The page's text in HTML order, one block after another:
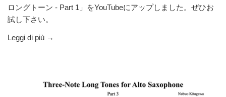
ロングトーン - Part 1」をYouTubeにアップしました。ぜひお
試し下さい。
Leggi di più →